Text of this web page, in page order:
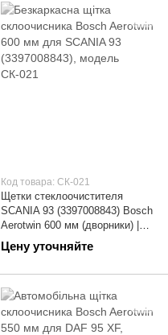
Код товара: СК-021
Щетки стеклоочистителя
SCANIA 93 (3397008843) Bosch
Aerotwin 600 мм (дворники) |
СК-021
Цену уточняйте